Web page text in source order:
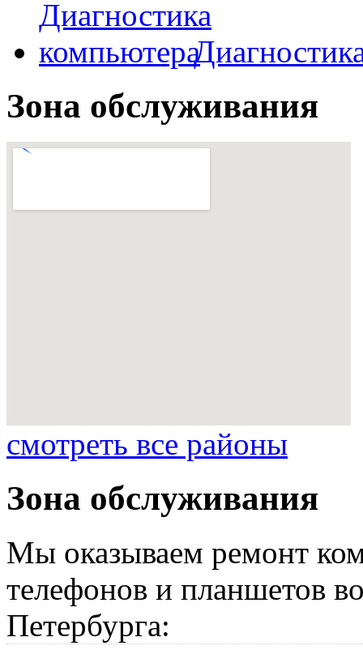
Зона обслуживания
смотреть все районы
Зона обслуживания
Мы оказываем ремонт
телефонов и планшетов
Петербурга: